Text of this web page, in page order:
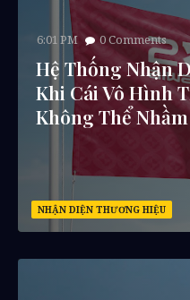
NHẬN DIỆN THƯƠNG HIỆU
6:01 PM 0Comments
Hệ Thống Nhận
Khi Cái Vô Hình
Không Thể